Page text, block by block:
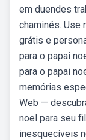
em duendes
chaminés. Use
grátis e
para o papai
para o papai
memórias
Web —
noel para seu
inesquecíveis